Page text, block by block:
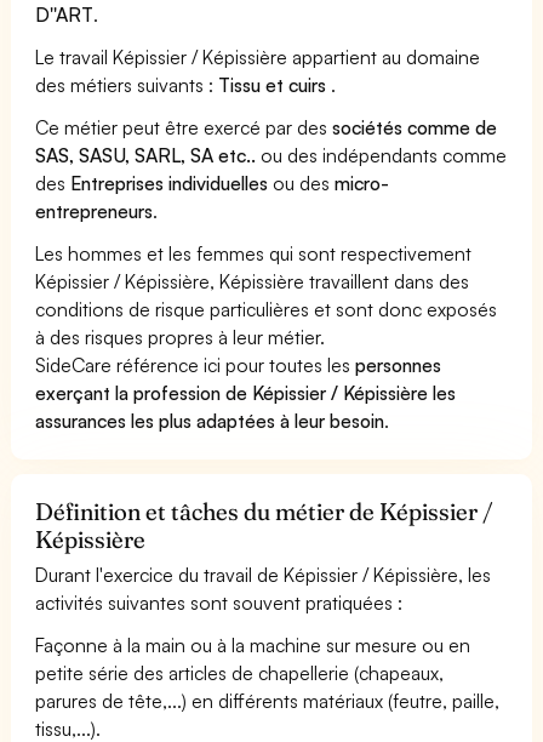
D''ART.
Le travail Képissier / Képissière appartient au domaine
des métiers suivants : Tissu et cuirs .
Ce métier peut être exercé par dessociétés comme de
SAS, SASU, SARL, SA etc.. ou des indépendants comme
des Entreprises individuelles ou desmicro-
entrepreneurs.
Les hommes et les femmes qui sont respectivement
Képissier / Képissière, Képissière travaillent dans des
conditions de risque particulières et sont donc exposés
à des risques propres à leur métier.
SideCare référence ici pour toutes lespersonnes
exerçant la profession de Képissier / Képissière les
assurances les plus adaptées à leur besoin.
Définition et tâches du métier de Képissier /
Képissière
Durant l'exercice du travail de Képissier / Képissière, les
activités suivantes sont souvent pratiquées :
Façonne à la main ou à la machine sur mesure ou en
petite série des articles de chapellerie (chapeaux,
parures de tête,...) en différents matériaux (feutre, paille,
tissu,...).